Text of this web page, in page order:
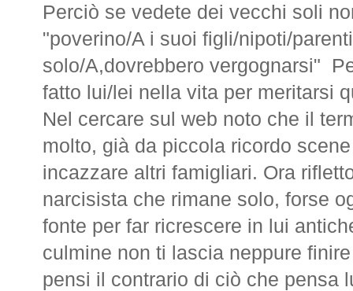
Perciò se vedete dei vecchi soli
"poverino/A i suoi figli/nipoti/
solo/A,dovrebbero vergognarsi"
fatto lui/lei nella vita per meritarsi
Nel cercare sul web noto che il
molto, già da piccola ricordo
incazzare altri famigliari. Ora
narcisista che rimane solo, forse
fonte per far ricrescere in lui
culmine non ti lascia neppure
pensi il contrario di ciò che pensa